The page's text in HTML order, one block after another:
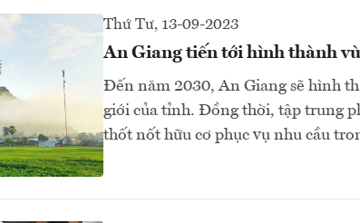
Thứ Tư, 13-09-2023
An Giang tiến tới hình thành
Đến năm 2030, An Giang sẽ hình
giới của tỉnh. Đồng thời, tập trung
thốt nốt hữu cơ phục vụ nhu cầu